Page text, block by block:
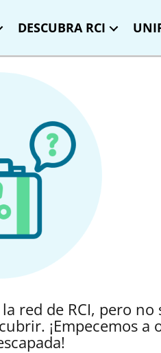
DESCUBRA RCI
red de RCI, pero no
¡Empecemos a